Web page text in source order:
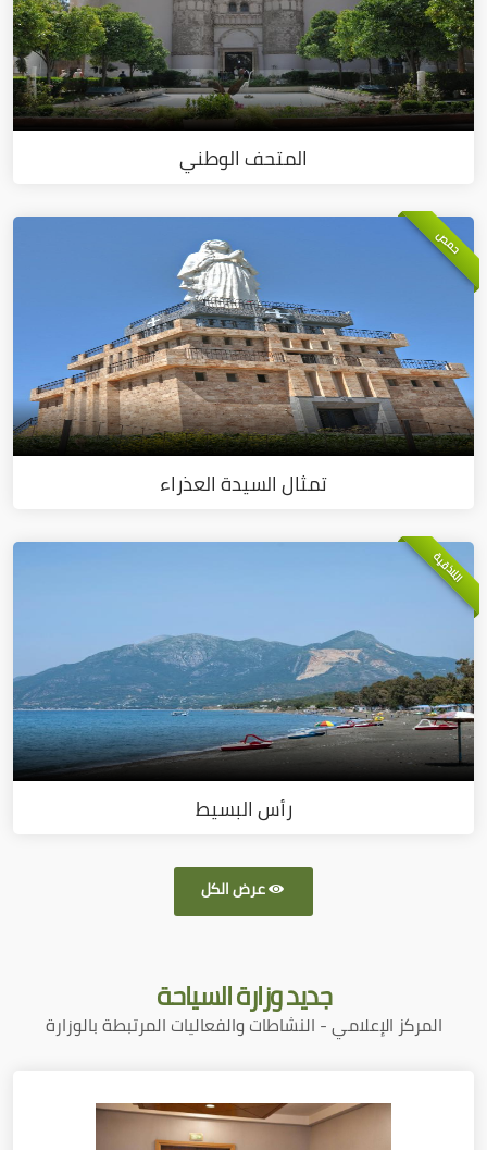
المتحف الوطني
حمص
تمثال السيدة العذراء
اللاذقية
رأس البسيط
عرض الكل
جديدوزارة السياحة
المركز الإعلامي - النشاطات والفعاليات المرتبطة بالوزارة